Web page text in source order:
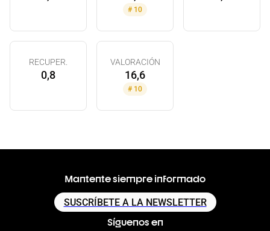
# 10
RECUPER.
0,8
VALORACIÓN
16,6
# 10
Mantente siempre informado
SUSCRÍBETE A LA NEWSLETTER
Síguenos en